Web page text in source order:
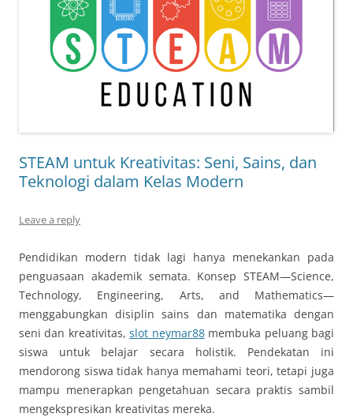
STEAM untuk Kreativitas: Seni, Sains, dan
Teknologi dalam Kelas Modern
Leave a reply
Pendidikan modern tidak lagi hanya menekankan pada
penguasaan akademik semata. Konsep STEAM—Science,
Technology, Engineering, Arts, and Mathematics—
menggabungkan disiplin sains dan matematika dengan
seni dan kreativitas,slot neymar88membuka peluang bagi
siswa untuk belajar secara holistik. Pendekatan ini
mendorong siswa tidak hanya memahami teori, tetapi juga
mampu menerapkan pengetahuan secara praktis sambil
mengekspresikan kreativitas mereka.